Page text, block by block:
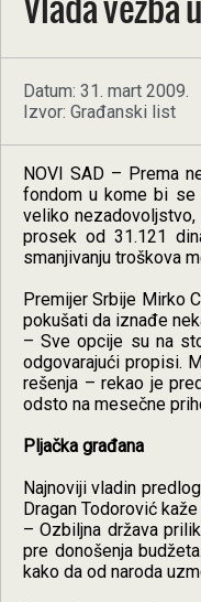
Datum: 31. mart 2009.
Izvor: Građanski list
NOVI SAD – Prema
fondom u kome bi se
veliko
prosek od 31.121
smanjivanju troškova
Premijer Srbije Mirko
pokušati da iznađe
– Sve opcije su na
odgovarajući propisi.
rešenja – rekao je
odsto na mesečne
Pljačka građana
Najnoviji vladin
Dragan Todorović
– Ozbiljna država
pre donošenja
kako da od naroda